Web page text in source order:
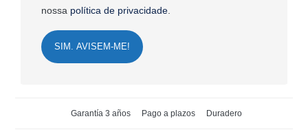
nossa política de privacidade.
SIM. AVISEM-ME!
Garantía 3 años Pago a plazos Duradero